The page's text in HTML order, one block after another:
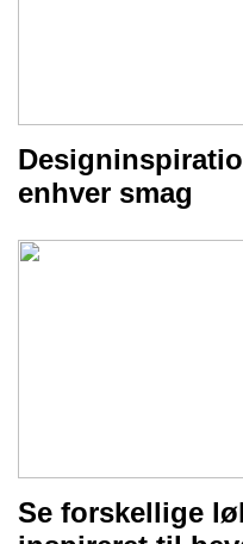
enhver smag
Se forskellige